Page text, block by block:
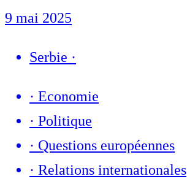
9 mai 2025
Serbie ·
· Economie
· Politique
· Questions européennes
· Relations internationales